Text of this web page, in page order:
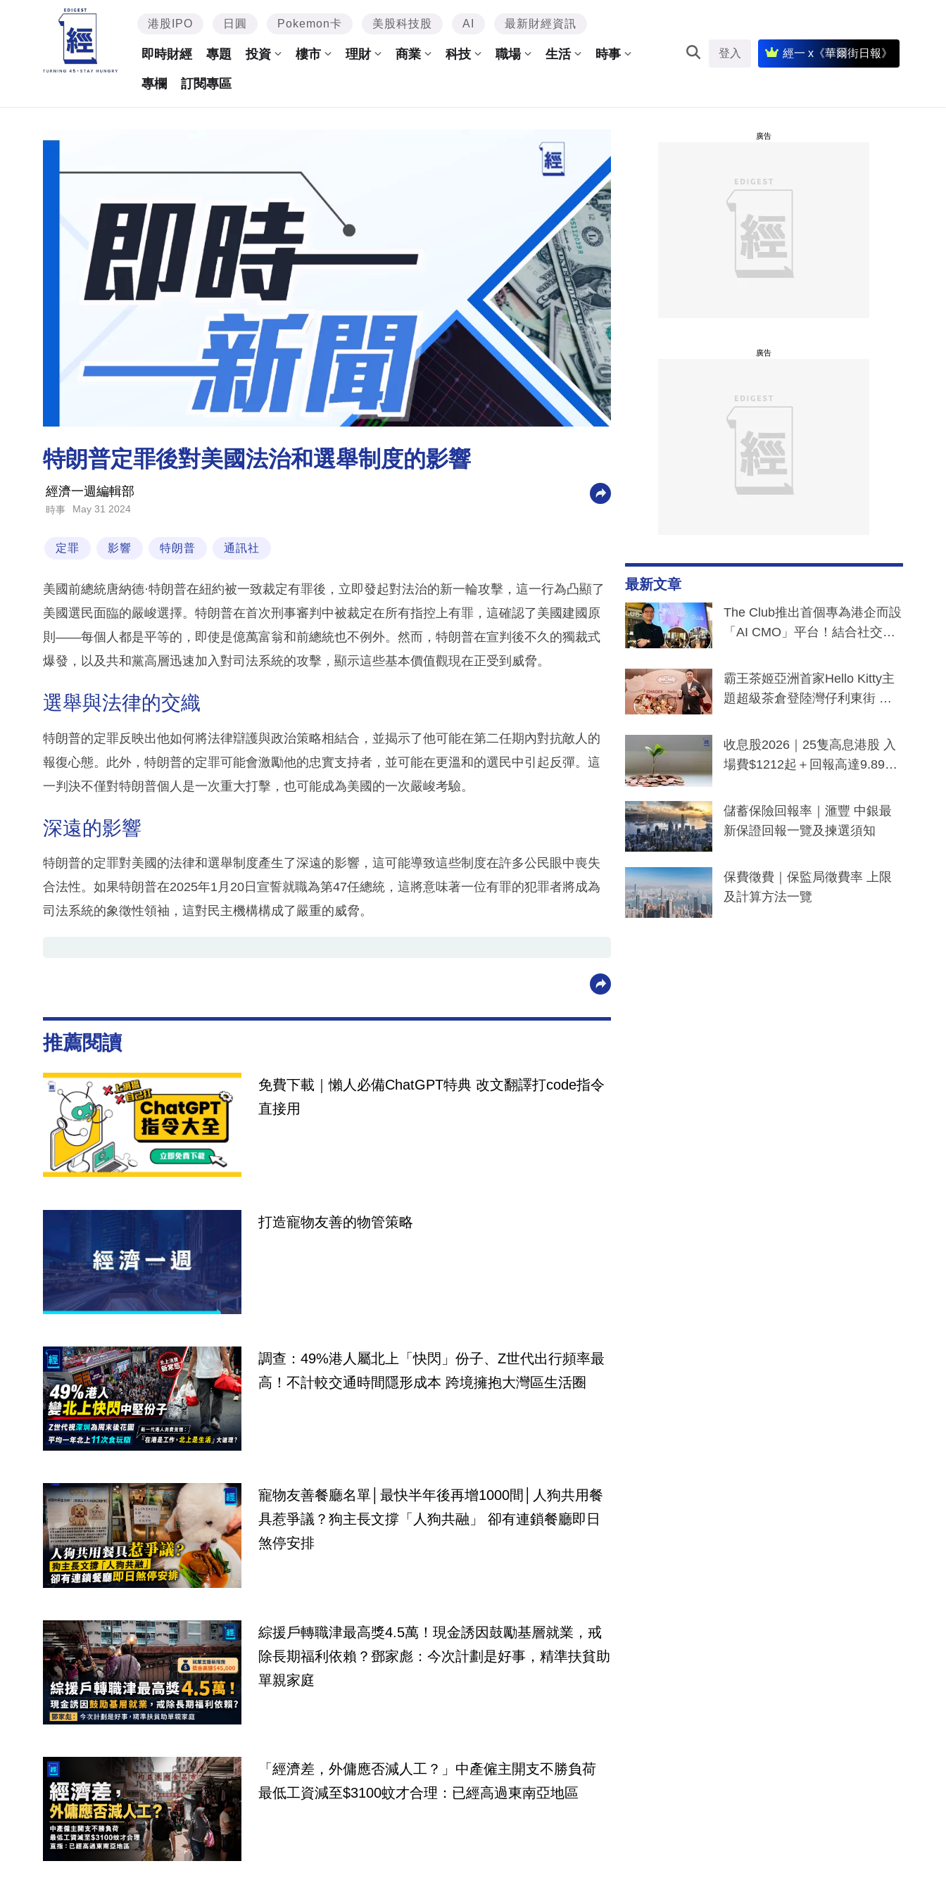
港股IPO 日圓 Pokemon卡 美股科技股 AI 最新財經資訊
即時財經 專題 投資 樓市 理財 商業 科技 職場 生活 時事
專欄 訂閱專區
登入 經一 x《華爾街日報》
特朗普定罪後對美國法治和選舉制度的影響
經濟一週編輯部
時事 May 31 2024
定罪 影響 特朗普 通訊社
美國前總統唐納德·特朗普在紐約被一致裁定有罪後，立即發起對法治的新一輪攻擊，這一行為凸顯了
美國選民面臨的嚴峻選擇。特朗普在首次刑事審判中被裁定在所有指控上有罪，這確認了美國建國原
則——每個人都是平等的，即使是億萬富翁和前總統也不例外。然而，特朗普在宣判後不久的獨裁式
爆發，以及共和黨高層迅速加入對司法系統的攻擊，顯示這些基本價值觀現在正受到威脅。
選舉與法律的交織
特朗普的定罪反映出他如何將法律辯護與政治策略相結合，並揭示了他可能在第二任期內對抗敵人的
報復心態。此外，特朗普的定罪可能會激勵他的忠實支持者，並可能在更溫和的選民中引起反彈。這
一判決不僅對特朗普個人是一次重大打擊，也可能成為美國的一次嚴峻考驗。
深遠的影響
特朗普的定罪對美國的法律和選舉制度產生了深遠的影響，這可能導致這些制度在許多公民眼中喪失
合法性。如果特朗普在2025年1月20日宣誓就職為第47任總統，這將意味著一位有罪的犯罪者將成為
司法系統的象徵性領袖，這對民主機構構成了嚴重的威脅。
推薦閱讀
免費下載｜懶人必備ChatGPT特典 改文翻譯打code指令
直接用
打造寵物友善的物管策略
調查：49%港人屬北上「快閃」份子、Z世代出行頻率最
高！不計較交通時間隱形成本 跨境擁抱大灣區生活圈
寵物友善餐廳名單│最快半年後再增1000間│人狗共用餐
具惹爭議？狗主長文撐「人狗共融」 卻有連鎖餐廳即日
煞停安排
綜援戶轉職津最高獎4.5萬！現金誘因鼓勵基層就業，戒
除長期福利依賴？鄧家彪：今次計劃是好事，精準扶貧助
單親家庭
「經濟差，外傭應否減人工？」中產僱主開支不勝負荷
最低工資減至$3100蚊才合理：已經高過東南亞地區
廣告
廣告
最新文章
The Club推出首個專為港企而設
「AI CMO」平台！結合社交聆
分鐘生成「貼地」宣傳短片
霸王茶姬亞洲首家Hello Kitty主
題超級茶倉登陸灣仔利東街 推
y及香港限定特調系列
收息股2026｜25隻高息港股 入
場費$1212起＋回報高達9.89
儲蓄保險回報率｜滙豐 中銀最
新保證回報一覽及揀選須知
保費徵費｜保監局徵費率 上限
及計算方法一覽